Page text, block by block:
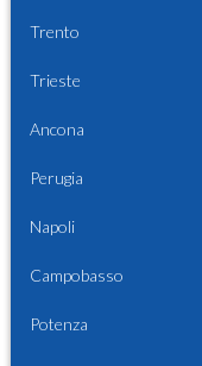
Trento
Trieste
Ancona
Perugia
Napoli
Campobasso
Potenza